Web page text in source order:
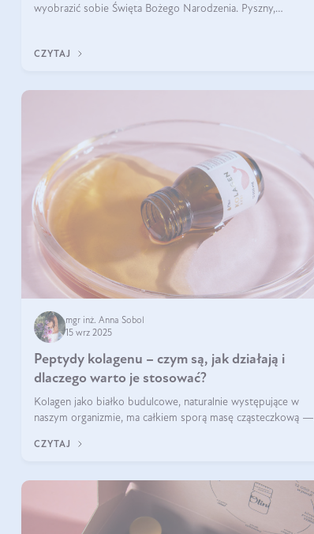
wyobrazić sobie Święta Bożego Narodzenia. Pyszny,
CZYTAJ
mgr inż. Anna Sobol
15 wrz 2025
Peptydy kolagenu – czym są, jak działają i
dlaczego warto je stosować?
Kolagen jako białko budulcowe, naturalnie występujące w
naszym organizmie, ma całkiem sporą masę cząsteczkową —
formie, byłby trudno strawialny. Aby był lepiej przyswajalny i
CZYTAJ